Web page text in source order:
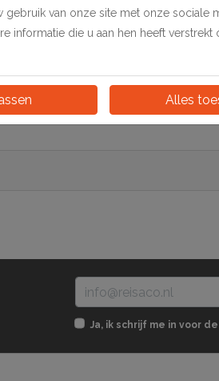
Ja, ik schrijf me in voor
van onze site met onze sociale
informatie die u aan hen heeft verstrekt
Alles